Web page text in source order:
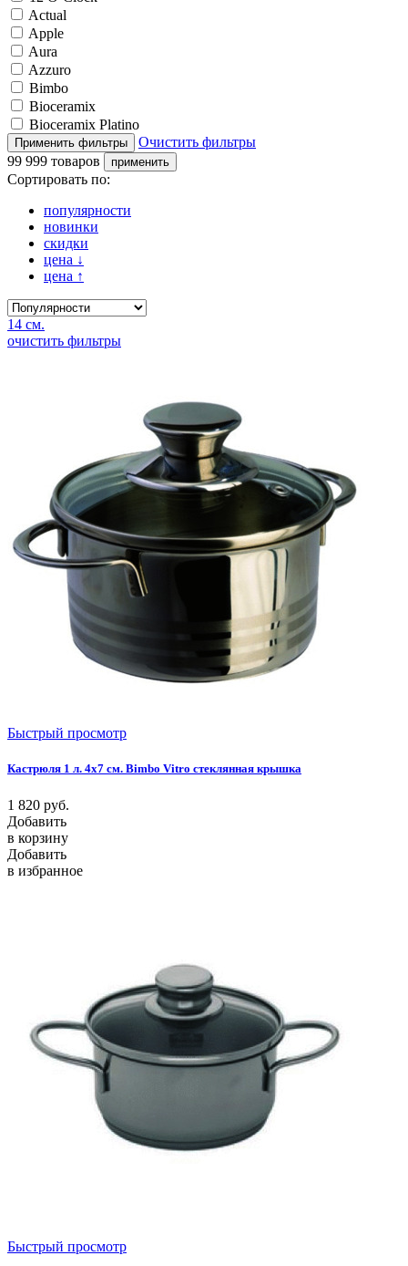
Actual
Apple
Aura
Azzuro
Bimbo
Bioceramix
Bioceramix Platino
Очистить фильтры
99 999 товаров
Сортировать по:
популярности
новинки
скидки
цена ↓
цена ↑
14 см.
очистить фильтры
Быстрый просмотр
Кастрюля 1 л. 4х7 см. Bimbo Vitro стеклянная крышка
1 820 руб.
Добавить
в корзину
Добавить
в избранное
Быстрый просмотр